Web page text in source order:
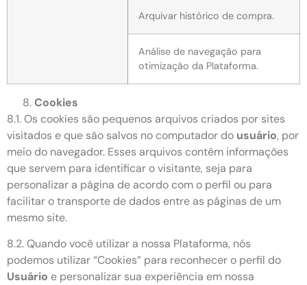
Arquivar histórico de compra.
Análise de navegação para
otimização da Plataforma.
Cookies
8.1. Os cookies são pequenos arquivos criados por sites
visitados e que são salvos no computador do usuário, por
meio do navegador. Esses arquivos contêm informações
que servem para identificar o visitante, seja para
personalizar a página de acordo com o perfil ou para
facilitar o transporte de dados entre as páginas de um
mesmo site.
8.2. Quando você utilizar a nossa Plataforma, nós
podemos utilizar “Cookies” para reconhecer o perfil do
Usuário e personalizar sua experiência em nossa